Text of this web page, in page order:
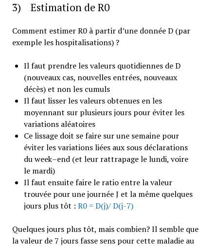
3) Estimation de R0
Comment estimer R0 à partir d’une donnée D (par
exemple les hospitalisations) ?
Il faut prendre les valeurs quotidiennes de D
(nouveaux cas, nouvelles entrées, nouveaux
décès) et non les cumuls
Il faut lisser les valeurs obtenues en les
moyennant sur plusieurs jours pour éviter les
variations aléatoires
Ce lissage doit se faire sur une semaine pour
éviter les variations liées aux sous déclarations
du week–end (et leur rattrapage le lundi, voire
le mardi)
Il faut ensuite faire le ratio entre la valeur
trouvée pour une journée J et la même quelques
jours plus tôt : R0 = D(j)/ D(j-7)
Quelques jours plus tôt, mais combien? Il semble que
la valeur de 7 jours fasse sens pour cette maladie au